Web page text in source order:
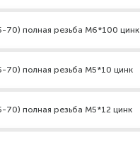
полная резьба М6*100 цинк
полная резьба М5*10 цинк
полная резьба М5*12 цинк